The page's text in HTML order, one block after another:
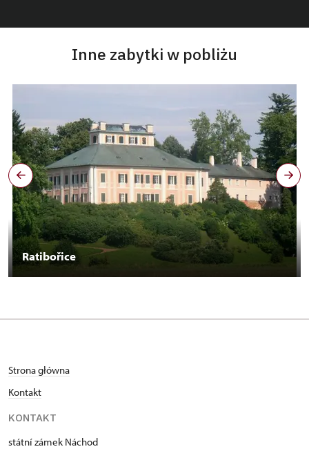
Inne zabytki w pobliżu
Ratibořice
Strona główna
Kontakt
KONTAKT
státní zámek Náchod